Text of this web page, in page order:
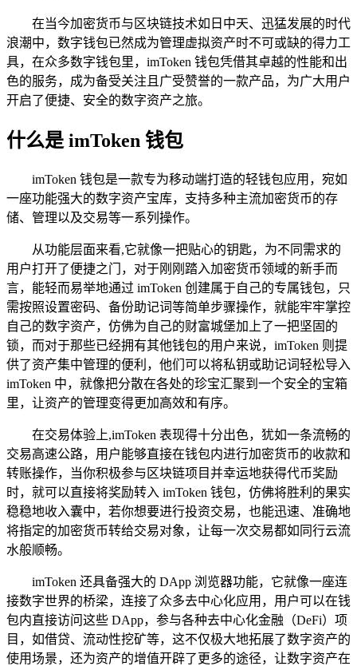
在当今加密货币与区块链技术如日中天、迅猛发展的时代
浪潮中，数字钱包已然成为管理虚拟资产时不可或缺的得力工
具，在众多数字钱包里，imToken 钱包凭借其卓越的性能和出
色的服务，成为备受关注且广受赞誉的一款产品，为广大用户
开启了便捷、安全的数字资产之旅。
什么是 imToken 钱包
imToken 钱包是一款专为移动端打造的轻钱包应用，宛如
一座功能强大的数字资产宝库，支持多种主流加密货币的存
储、管理以及交易等一系列操作。
从功能层面来看,它就像一把贴心的钥匙，为不同需求的
用户打开了便捷之门，对于刚刚踏入加密货币领域的新手而
言，能轻而易举地通过 imToken 创建属于自己的专属钱包，只
需按照设置密码、备份助记词等简单步骤操作，就能牢牢掌控
自己的数字资产，仿佛为自己的财富城堡加上了一把坚固的
锁，而对于那些已经拥有其他钱包的用户来说，imToken 则提
供了资产集中管理的便利，他们可以将私钥或助记词轻松导入
imToken 中，就像把分散在各处的珍宝汇聚到一个安全的宝箱
里，让资产的管理变得更加高效和有序。
在交易体验上,imToken 表现得十分出色，犹如一条流畅的
交易高速公路，用户能够直接在钱包内进行加密货币的收款和
转账操作，当你积极参与区块链项目并幸运地获得代币奖励
时，就可以直接将奖励转入 imToken 钱包，仿佛将胜利的果实
稳稳地收入囊中，若你想要进行投资交易，也能迅速、准确地
将指定的加密货币转给交易对象，让每一次交易都如同行云流
水般顺畅。
imToken 还具备强大的 DApp 浏览器功能，它就像一座连
接数字世界的桥梁，连接了众多去中心化应用，用户可以在钱
包内直接访问这些 DApp，参与各种去中心化金融（DeFi）项
目，如借贷、流动性挖矿等，这不仅极大地拓展了数字资产的
使用场景，还为资产的增值开辟了更多的途径，让数字资产在